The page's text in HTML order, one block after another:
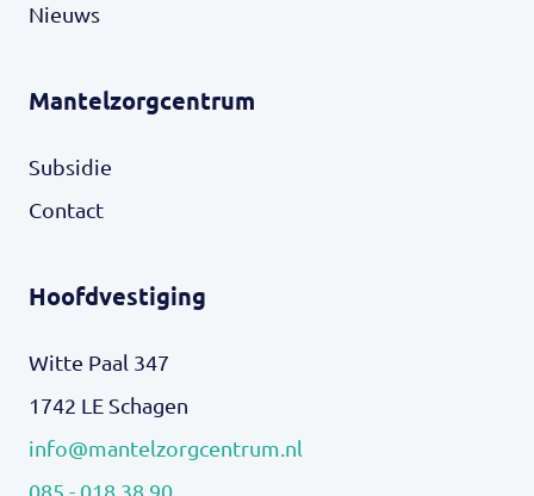
Nieuws
Mantelzorgcentrum
Subsidie
Contact
Hoofdvestiging
Witte Paal 347
1742 LE Schagen
info@mantelzorgcentrum.nl
085 - 018 38 90